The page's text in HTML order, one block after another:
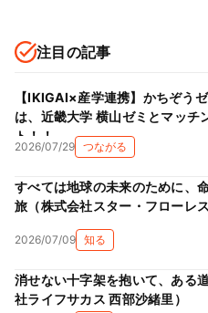
注目の記事
【IKIGAI×産学連携】かちぞ
は、近畿大学 横山ゼミとマッチ
ト！！
2026/07/29 つながる
すべては地球の未来のために、
旅（株式会社スター・フローレ
2026/07/09 知る
消せない十字架を抱いて、ある
社ライフサカス 西部沙緒里）